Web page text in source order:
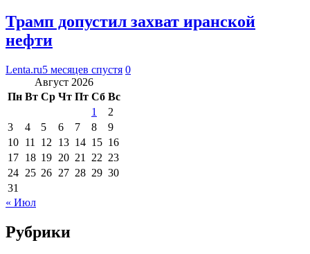
Трамп допустил захват иранской
нефти
Lenta.ru5 месяцев спустя 0
Август 2026
Пн Вт Ср Чт Пт Сб Вс
1
2
3
4 5 6 7 8
9
10 11 12 13 14 15 16
17 18 19 20 21 22 23
24 25 26 27 28 29 30
31
« Июл
Рубрики